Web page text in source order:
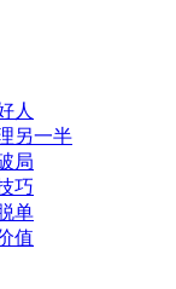
人
另一半
局
巧
单
值